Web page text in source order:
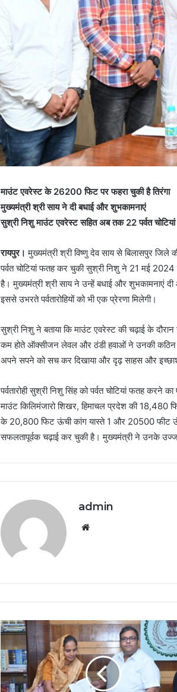
माउंट एवरेस्ट के 26200 फिट पर फहरा चुकी है तिरंगा
मुख्यमंत्री श्री साय ने दी बधाई और शुभकामनाएं
सुश्री निशु माउंट एवरेस्ट सहित अब तक 22 पर्वत
रायपुर। मुख्यमंत्री श्री विष्णु देव साय से बिलासपुर जिले
पर्वत चोटियां फतह कर चुकी सुश्री निशु ने 21 मई
है। मुख्यमंत्री श्री साय ने उन्हें बधाई और शुभकामनाएं दी
इससे उभरते पर्वतारोहियों को भी एक प्रेरणा मिलेगी।
सुश्री निशु ने बताया कि माउंट एवरेस्ट की चढ़ाई के दौरान
कम होते ऑक्सीजन लेवल और ठंडी हवाओं ने उनकी कठिन
अपने सपने को सच कर दिखाया और दृढ़ साहस और
पर्वतारोही सुश्री निशु सिंह को पर्वत चोटियां फतह
माउंट किलिमंजारो शिखर, हिमाचल प्रदेश की 18,480
के 20,800 फिट ऊंची कांग यास्ते 1 और 20500 फीट
सफलतापूर्वक चढ़ाई कर चुकी है। मुख्यमंत्री ने उनके
admin